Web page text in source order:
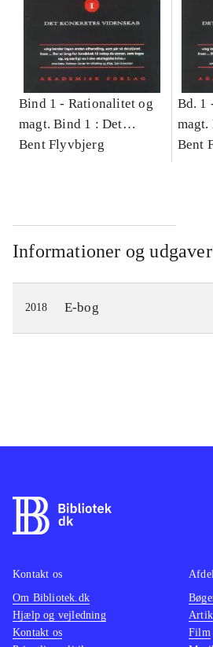
Bind 1 - Rationalitet og
magt. Bind 1 : Det
konkretes videnskab
Bent Flyvbjerg
Bd. 1
magt.
Bent
Informationer og udgaver
2018 E-bog
Kontakt os
Om Bibliotek.dk
Hjælp og vejledning
Kontakt os
Film